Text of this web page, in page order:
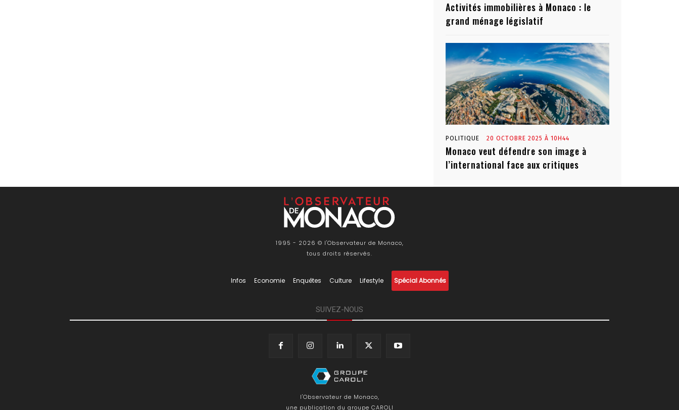
Activités immobilières à Monaco : le
grand ménage législatif
POLITIQUE 20 OCTOBRE 2025 À 10H44
Monaco veut défendre son image à
l’international face aux critiques
1995 - 2026 © l'Observateur de Monaco,
tous droits réservés.
Infos Economie Enquêtes Culture Lifestyle Spécial Abonnés
SUIVEZ-NOUS
l'Observateur de Monaco,
une publication du groupe CAROLI